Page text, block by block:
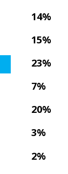
14%
15%
23%
7%
20%
3%
2%